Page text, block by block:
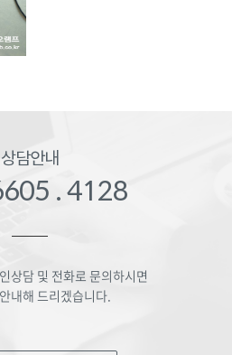
상담안내
. 4128
상담 및 전화로 문의하시면
내해 드리겠습니다.